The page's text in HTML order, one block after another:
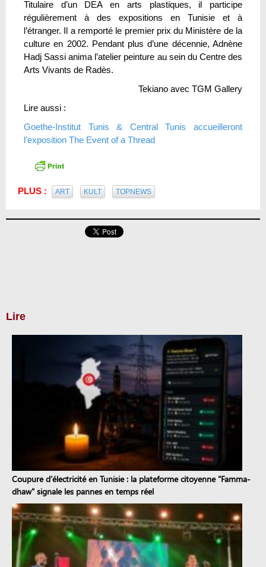
Titulaire d’un DEA en arts plastiques, il participe
régulièrement à des expositions en Tunisie et à
l’étranger. Il a remporté le premier prix du Ministère de la
culture en 2002. Pendant plus d’une décennie, Adnène
Hadj Sassi anima l’atelier peinture au sein du Centre des
Arts Vivants de Radès.
Tekiano avec TGM Gallery
Lire aussi :
Goethe-Institut Tunis & Central Tunis accueilleront
l’exposition The Event of a Thread
PLUS : ART KULT TOPNEWS
Lire
Coupure d’électricité en Tunisie : la plateforme citoyenne "Famma-
dhaw" signale les pannes en temps réel